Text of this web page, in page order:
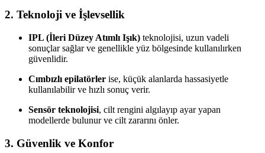
2. Teknoloji ve İşlevsellik
IPL (İleri Düzey Atımlı Işık) teknolojisi, uzun vadeli
sonuçlar sağlar ve genellikle yüz bölgesinde kullanılırken
güvenlidir.
Cımbızlı epilatörler ise, küçük alanlarda hassasiyetle
kullanılabilir ve hızlı sonuç verir.
Sensör teknolojisi, cilt rengini algılayıp ayar yapan
modellerde bulunur ve cilt zararını önler.
3. Güvenlik ve Konfor